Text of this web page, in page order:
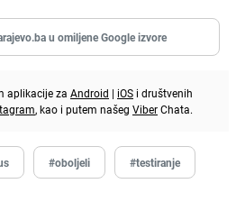
u omiljene Google izvore
aplikacije za Android | iOS i društvenih
, kao i putem našeg ViberChata.
#oboljeli #testiranje